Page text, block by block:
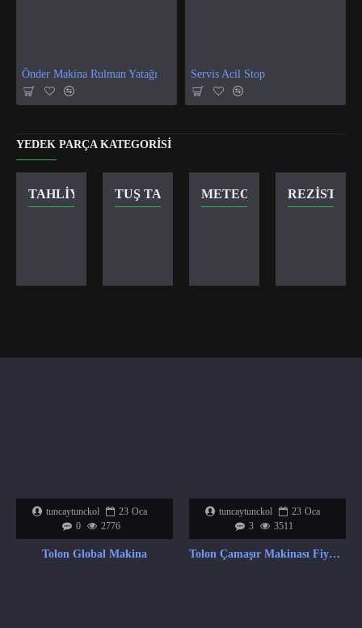
Önder Makina Rulman Yatağı Servis Acil Stop
YEDEK PARÇA KATEGORISI
TAHLIYE VANASITUŞ TAKIMI METEOR KILITREZISTANS
tuncaytunckol 23 Oca
0
2776
Tolon Global Makina
tuncaytunckol 23 Oca
3
3511
Tolon Çamaşır Makinası Fiyat Listesi